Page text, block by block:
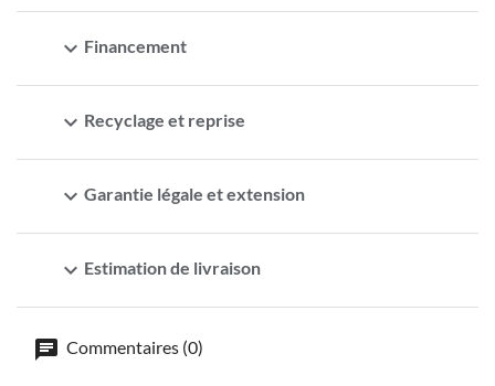
expand_more Financement
expand_more Recyclage et reprise
expand_more Garantie légale et extension
expand_more Estimation de livraison
Commentaires (0)